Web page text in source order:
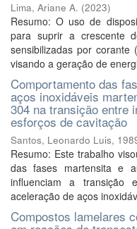
Lima, Ariane A. (2023)
Resumo: O uso de
para suprir a crescente
sensibilizadas por corante
visando a geração de
Comportamento das
aços inoxidáveis
304 na transição entre
esforços de cavitação
Santos, Leonardo Luis,
Resumo: Este trabalho
das fases martensita e
influenciam a transição
aceleração de aços
Compostos lamelares